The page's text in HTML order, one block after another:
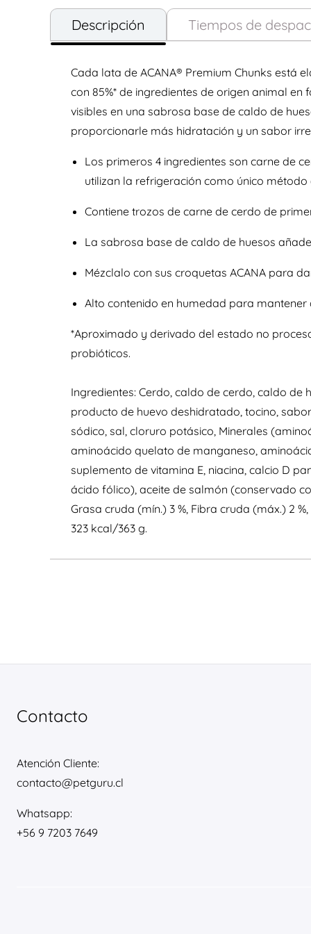
Descripción Tiempos de
Cada lata de ACANA® Premium Chunks está
con 85%* de ingredientes de origen animal
visibles en una sabrosa base de caldo de
proporcionarle más hidratación y un sabor
Los primeros 4 ingredientes son carne de
utilizan la refrigeración como único
Contiene trozos de carne de cerdo de
La sabrosa base de caldo de huesos
Mézclalo con sus croquetas ACANA para
Alto contenido en humedad para
*Aproximado y derivado del estado no
probióticos.
Ingredientes: Cerdo, caldo de cerdo, caldo de
producto de huevo deshidratado, tocino,
sódico, sal, cloruro potásico, Minerales
aminoácido quelato de manganeso,
suplemento de vitamina E, niacina, calcio D
ácido fólico), aceite de salmón (conservado
Grasa cruda (mín.) 3 %, Fibra cruda (máx.) 2
323 kcal/363 g.
Contacto
Atención Cliente:
contacto@petguru.cl
Whatsapp:
+56 9 7203 7649